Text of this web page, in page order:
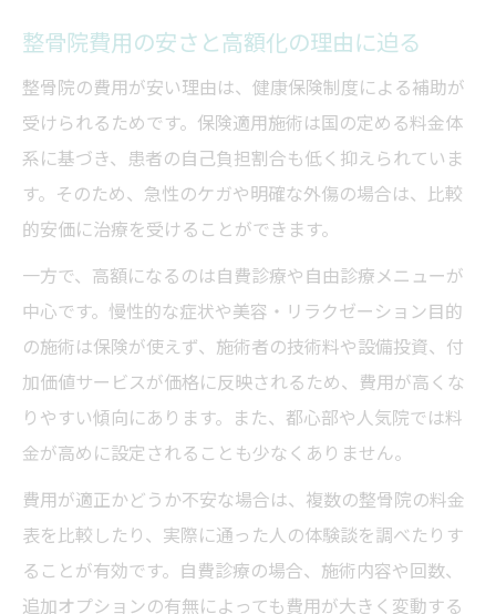
整骨院費用の安さと高額化の理由に迫る
整骨院の費用が安い理由は、健康保険制度による補助が
受けられるためです。保険適用施術は国の定める料金体
系に基づき、患者の自己負担割合も低く抑えられていま
す。そのため、急性のケガや明確な外傷の場合は、比較
的安価に治療を受けることができます。
一方で、高額になるのは自費診療や自由診療メニューが
中心です。慢性的な症状や美容・リラクゼーション目的
の施術は保険が使えず、施術者の技術料や設備投資、付
加価値サービスが価格に反映されるため、費用が高くな
りやすい傾向にあります。また、都心部や人気院では料
金が高めに設定されることも少なくありません。
費用が適正かどうか不安な場合は、複数の整骨院の料金
表を比較したり、実際に通った人の体験談を調べたりす
ることが有効です。自費診療の場合、施術内容や回数、
追加オプションの有無によっても費用が大きく変動する